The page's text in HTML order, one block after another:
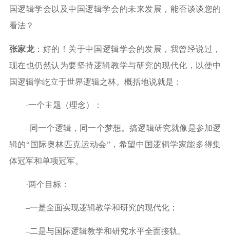
国逻辑学会以及中国逻辑学会的未来发展，能否谈谈您的
看法？
张家龙 ：好的！关于中国逻辑学会的发展，我曾经说过，
现在也仍然认为要坚持逻辑教学与研究的现代化，以使中
国逻辑学屹立于世界逻辑之林。概括地说就是：
·一个主题（理念）：
–同一个逻辑，同一个梦想。搞逻辑研究就像是参加逻
辑的“ 国际奥林匹克运动会”，希望中国逻辑学家能多得集
体冠军和单项冠军。
·两个目标：
–一是全面实现逻辑教学和研究的现代化；
–二是与国际逻辑教学和研究水平全面接轨。